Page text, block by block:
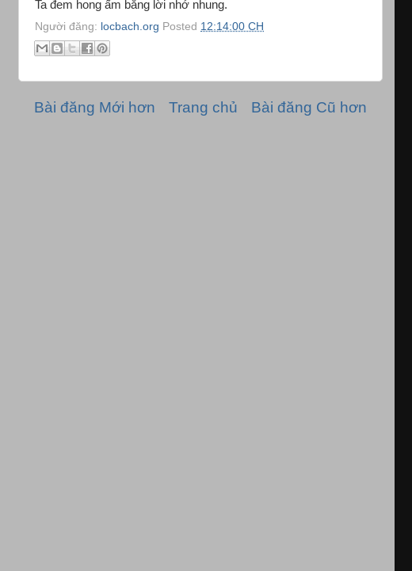
Ta đem hong ấm bằng lời nhớ nhung.
Người đăng: locbach.org Posted 12:14:00 CH
Bài đăng Mới hơn Bài đăng Cũ hơn
Trang chủ